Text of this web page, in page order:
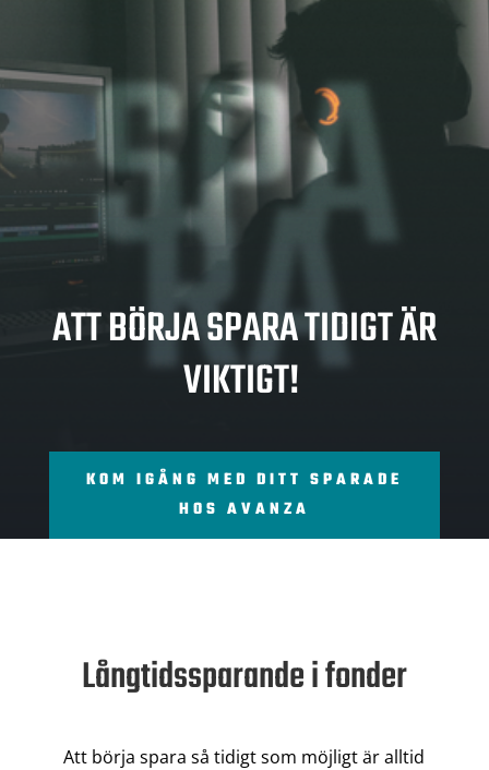
SPA
RA
ATT BÖRJA SPARA TIDIGT ÄR
VIKTIGT!
KOM IGÅNG MED DITT SPARADE
HOS AVANZA
Långtidssparande i fonder
Att börja spara så tidigt som möjligt är alltid